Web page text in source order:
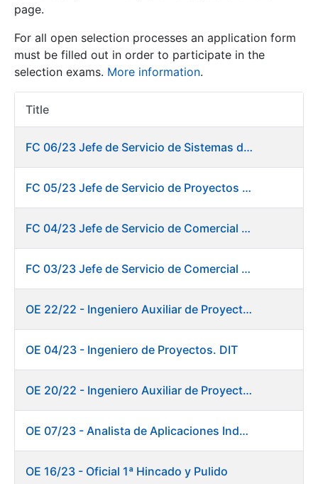
Show/Hide
Show/Hide
Show/Hide
page.
For all open selection processes an application form
must be filled out in order to participate in the
selection exams. More information.
Title
Item
FC 06/23 Jefe de Servicio de Sistemas de Información de Fábrica de Papel
FC 05/23 Jefe de Servicio de Proyectos Digitales
FC 04/23 Jefe de Servicio de Comercial de Productos Gráficos
FC 03/23 Jefe de Servicio de Comercial de Documentos de Identificación y Tarjetas y Servicios Digitales
OE 22/22 - Ingeniero Auxiliar de Proyectos. DIT
OE 04/23 - Ingeniero de Proyectos. DIT
OE 20/22 - Ingeniero Auxiliar de Proyectos. Informática
OE 07/23 - Analista de Aplicaciones Industriales
OE 16/23 - Oficial 1ª Hincado y Pulido